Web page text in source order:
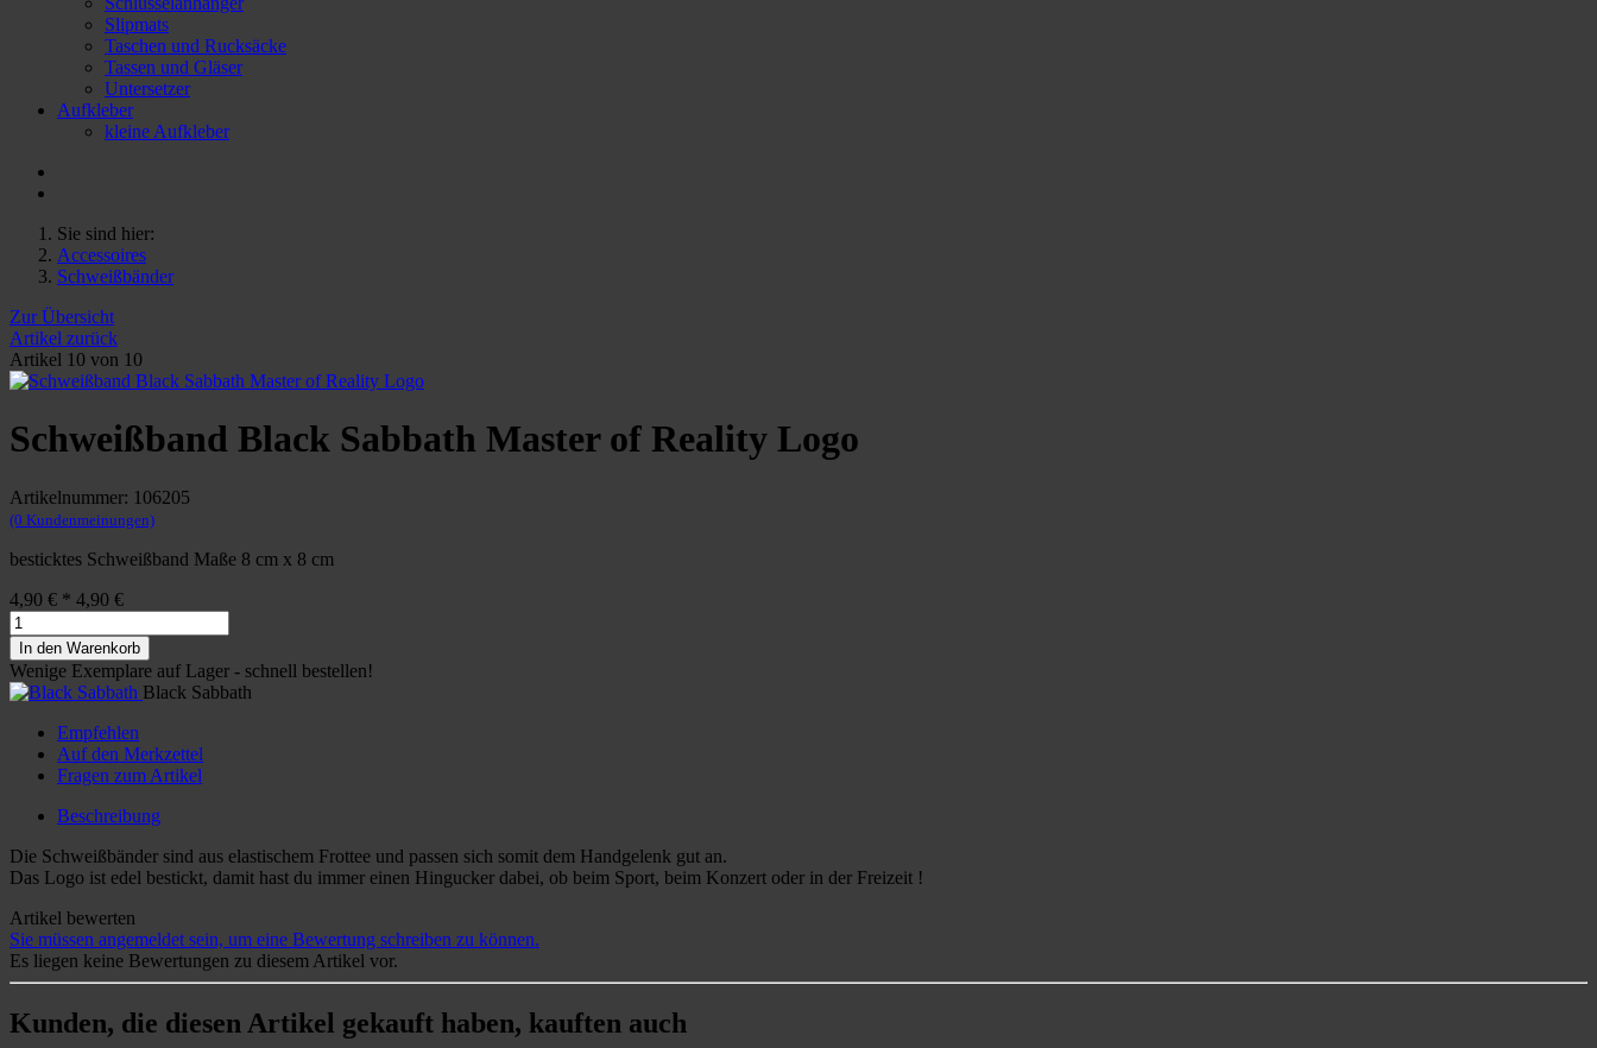
Slipmats
Taschen und Rucksäcke
Tassen und Gläser
Untersetzer
Aufkleber
kleine Aufkleber
Sie sind hier:
Accessoires
Schweißbänder
Zur Übersicht
Artikel zurück
Artikel 10 von 10
Schweißband Black Sabbath Master of Reality Logo
Artikelnummer: 106205
(0 Kundenmeinungen)
besticktes Schweißband Maße 8 cm x 8 cm
4,90 € * 4,90 €
In den Warenkorb
Wenige Exemplare auf Lager - schnell bestellen!
Black Sabbath
Empfehlen
Auf den Merkzettel
Fragen zum Artikel
Beschreibung
Die Schweißbänder sind aus elastischem Frottee und passen sich somit dem Handgelenk gut an.
Das Logo ist edel bestickt, damit hast du immer einen Hingucker dabei, ob beim Sport, beim Konzert oder in der Freizeit !
Artikel bewerten
Sie müssen angemeldet sein, um eine Bewertung schreiben zu können.
Es liegen keine Bewertungen zu diesem Artikel vor.
Kunden, die diesen Artikel gekauft haben, kauften auch